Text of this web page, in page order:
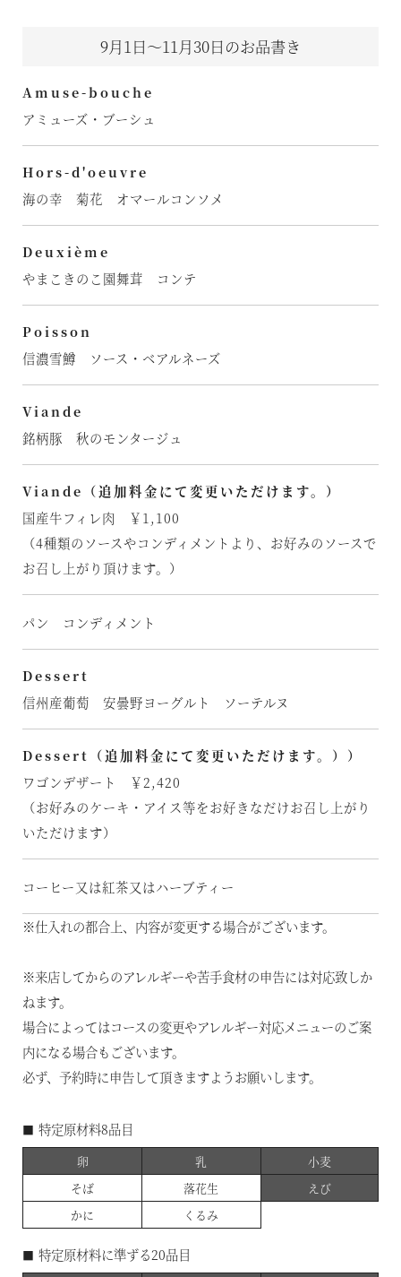
9月1日～11月30日のお品書き
Amuse-bouche
アミューズ・ブーシュ
Hors-d'oeuvre
海の幸 菊花 オマールコンソメ
Deuxième
やまこきのこ園舞茸 コンテ
Poisson
信濃雪鱒 ソース・ベアルネーズ
Viande
銘柄豚 秋のモンタージュ
Viande（追加料金にて変更いただけます。）
国産牛フィレ肉 ￥1,100
（4種類のソースやコンディメントより、お好みのソースで
お召し上がり頂けます。）
パン コンディメント
Dessert
信州産葡萄 安曇野ヨーグルト ソーテルヌ
Dessert（追加料金にて変更いただけます。））
ワゴンデザート ￥2,420
（お好みのケーキ・アイス等をお好きなだけお召し上がり
いただけます）
コーヒー又は紅茶又はハーブティー
※仕入れの都合上、内容が変更する場合がございます。
※来店してからのアレルギーや苦手食材の申告には対応致しか
ねます。
場合によってはコースの変更やアレルギー対応メニューのご案
内になる場合もございます。
必ず、予約時に申告して頂きますようお願いします。
■特定原材料8品目
卵 乳
小麦
そば
落花生
えび
かに
くるみ
■特定原材料に準ずる20品目